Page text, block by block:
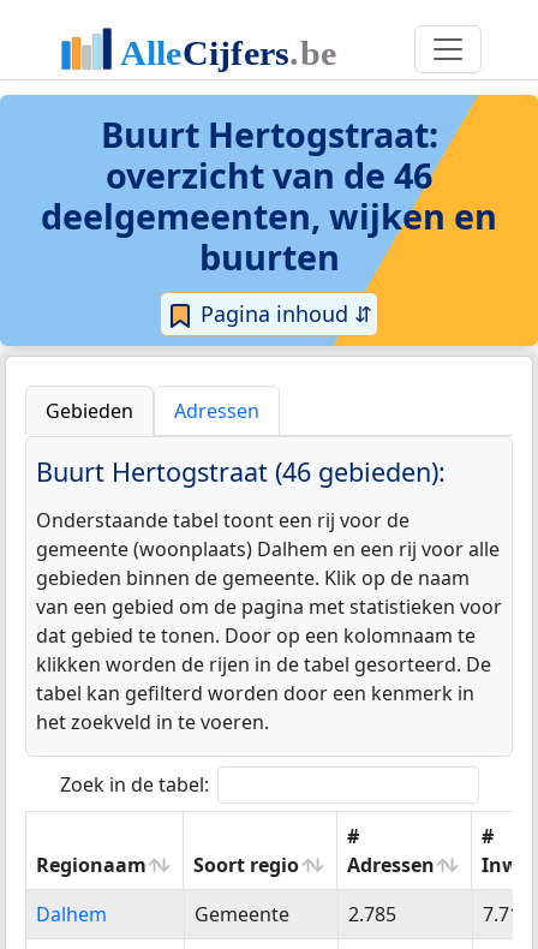
Buurt Hertogstraat:
overzicht van de 46
deelgemeenten, wijken en
buurten
Pagina inhoud ⇵
Gebieden Adressen
Buurt Hertogstraat (46 gebieden):
Onderstaande tabel toont een rij voor de
gemeente (woonplaats) Dalhem en een rij voor alle
gebieden binnen de gemeente. Klik op de naam
van een gebied om de pagina met statistieken voor
dat gebied te tonen. Door op een kolomnaam te
klikken worden de rijen in de tabel gesorteerd. De
tabel kan gefilterd worden door een kenmerk in
het zoekveld in te voeren.
Zoek in de tabel:
Regionaam Soort regio
#
Adressen
#
Regionaam
Soort regio
#
Adressen
#
Dalhem Gemeente 2.785
7.711